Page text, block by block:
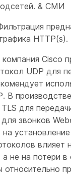
& СМИ
HTTP(s).
Cisco
UDP для
В
для
звонков
влияет
не на потери в
относительно